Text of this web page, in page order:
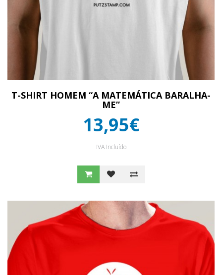
T-SHIRT HOMEM “A MATEMÁTICA BARALHA-
ME”
13,95€
IVA Incluído